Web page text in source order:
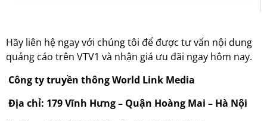
Hãy liên hệ ngay với chúng tôi để được tư vấn nội dung
quảng cáo trên VTV1 và nhận giá ưu đãi ngay hôm nay.
Công ty truyền thông World Link Media
Địa chỉ: 179 Vĩnh Hưng – Quận Hoàng Mai – Hà Nội